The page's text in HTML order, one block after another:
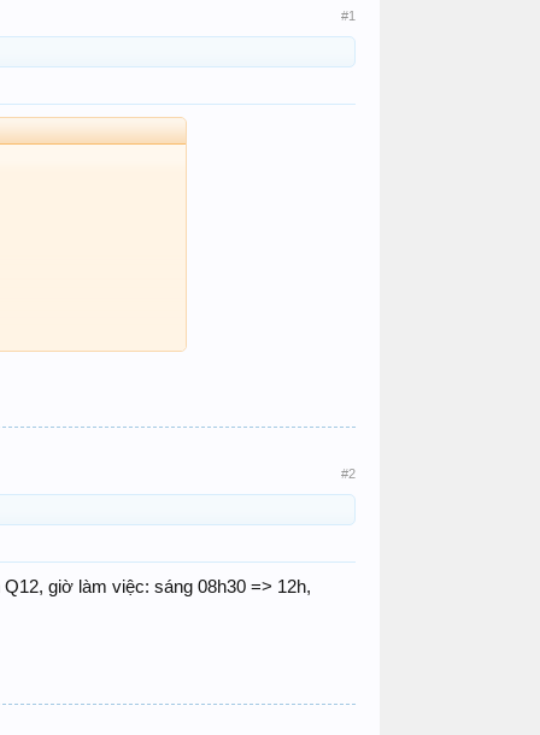
#1
#2
giờ làm việc: sáng 08h30 => 12h,